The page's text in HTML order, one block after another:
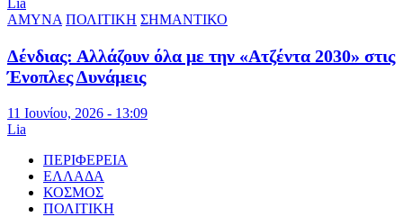
Lia
ΑΜΥΝΑ ΠΟΛΙΤΙΚΗ ΣΗΜΑΝΤΙΚΟ
Δένδιας: Αλλάζουν όλα με την «Ατζέντα 2030» στις
Ένοπλες Δυνάμεις
11 Ιουνίου, 2026 - 13:09
Lia
ΠΕΡΙΦΕΡΕΙΑ
ΕΛΛΑΔΑ
ΚΟΣΜΟΣ
ΠΟΛΙΤΙΚΗ